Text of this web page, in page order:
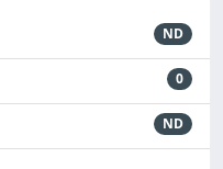
ND
0
ND